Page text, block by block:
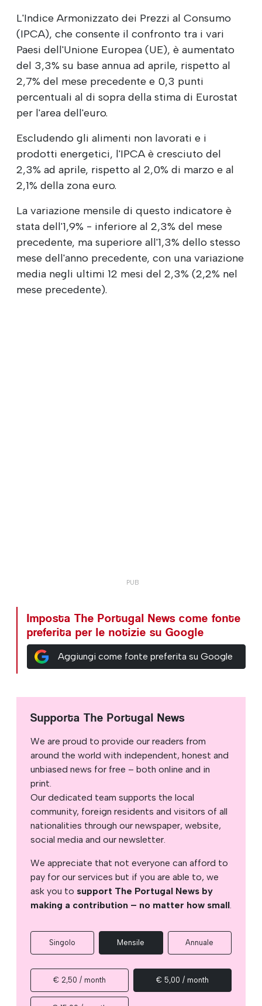
L'Indice Armonizzato dei Prezzi al Consumo
(IPCA), che consente il confronto tra i vari
Paesi dell'Unione Europea (UE), è aumentato
del 3,3% su base annua ad aprile, rispetto al
2,7% del mese precedente e 0,3 punti
percentuali al di sopra della stima di Eurostat
per l'area dell'euro.
Escludendo gli alimenti non lavorati e i
prodotti energetici, l'IPCA è cresciuto del
2,3% ad aprile, rispetto al 2,0% di marzo e al
2,1% della zona euro.
La variazione mensile di questo indicatore è
stata dell'1,9% - inferiore al 2,3% del mese
precedente, ma superiore all'1,3% dello stesso
mese dell'anno precedente, con una variazione
media negli ultimi 12 mesi del 2,3% (2,2% nel
mese precedente).
Imposta The Portugal News come fonte
preferita per le notizie su Google
Aggiungi come fonte preferita su Google
Supporta The Portugal News
We are proud to provide our readers from
around the world with independent, honest and
unbiased news for free – both online and in
print.
Our dedicated team supports the local
community, foreign residents and visitors of all
nationalities through our newspaper, website,
social media and our newsletter.
We appreciate that not everyone can afford to
pay for our services but if you are able to, we
ask you to support The Portugal News by
making a contribution – no matter how small.
Singolo Mensile Annuale
€ 2,50 / month € 5,00 / month